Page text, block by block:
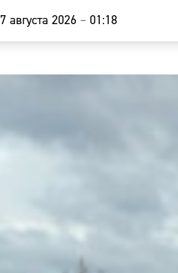
7 августа 2026 – 01:18
Наши гости
Погода
Курсы валют